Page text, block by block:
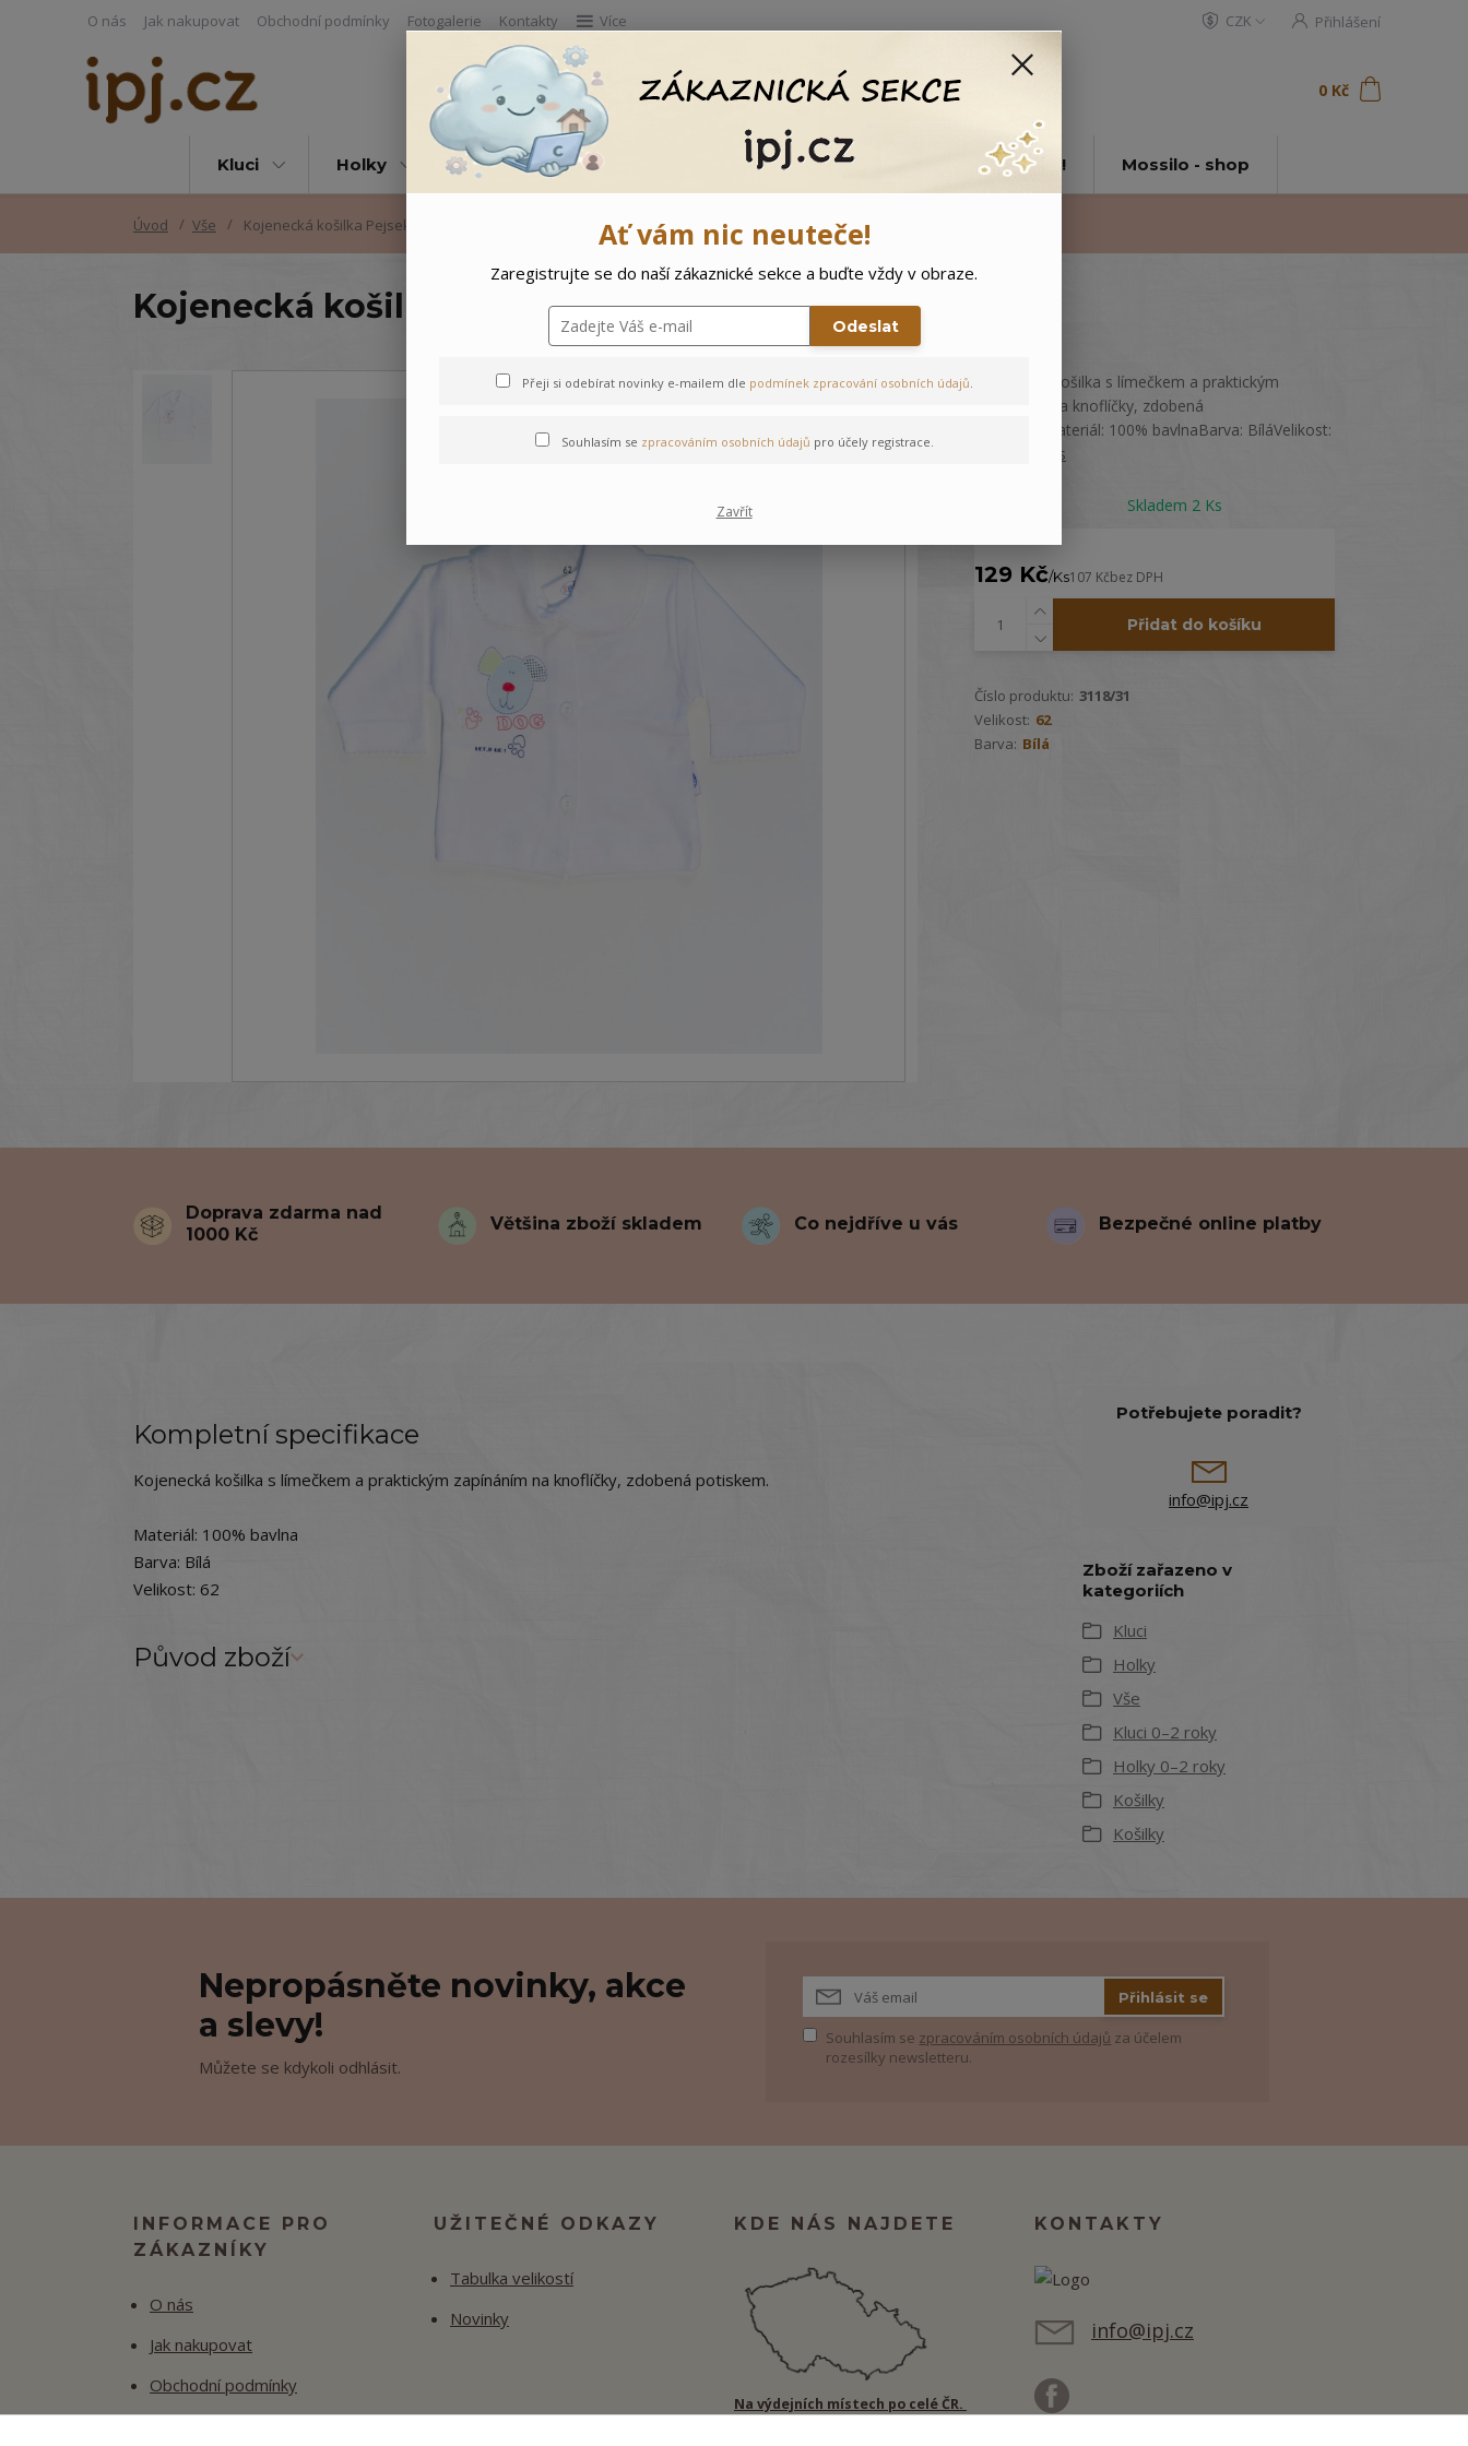
O nás Jak nakupovat Obchodní podmínky Fotogalerie Kontakty Více CZK Přihlášení
Hledat 0 Kč
Kluci Holky Vše Doprodej Ostatní 🌲 Vítejte ve světě Mossilo! Mossilo - shop
Úvod Vše Kojenecká košilka Pejsek
Kojenecká košilka Pejsek
Kojenecká košilka s límečkem a praktickým
zapínáním na knoflíčky, zdobená
potiskem.Materiál: 100% bavlnaBarva: BíláVelikost:
celý popis
Skladem 2 Ks
129 Kč/Ks107 Kčbez DPH
Přidat do košíku
Číslo produktu: 3118/31
Velikost: 62
Barva: Bílá
Doprava zdarma nad
1000 Kč
Většina zboží skladem Co nejdříve u vás Bezpečné online platby
Kompletní specifikace
Kojenecká košilka s límečkem a praktickým zapínáním na knoflíčky, zdobená potiskem.
Materiál: 100% bavlna
Barva: Bílá
Velikost: 62
Původ zboží
Potřebujete poradit?
info@ipj.cz
Zboží zařazeno v
kategoriích
Kluci
Holky
Vše
Kluci 0–2 roky
Holky 0–2 roky
Košilky
Košilky
Nepropásněte novinky, akce
a slevy!
Můžete se kdykoli odhlásit.
Přihlásit se
Souhlasím se zpracováním osobních údajů za účelem
rozesílky newsletteru.
INFORMACE PRO
ZÁKAZNÍKY
O nás
Jak nakupovat
Obchodní podmínky
UŽITEČNÉ ODKAZY
Tabulka velikostí
Novinky
KDE NÁS NAJDETE
Na výdejních místech po celé ČR.
KONTAKTY
info@ipj.cz
Ať vám nic neuteče!
Zaregistrujte se do naší zákaznické sekce a buďte vždy v obraze.
Odeslat
Přeji si odebírat novinky e-mailem dle podmínek zpracování osobních údajů.
Souhlasím se zpracováním osobních údajů pro účely registrace.
Zavřít